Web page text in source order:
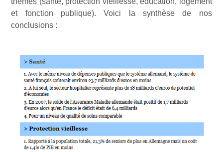
et fonction publique). Voici la synthèse de nos
conclusions :